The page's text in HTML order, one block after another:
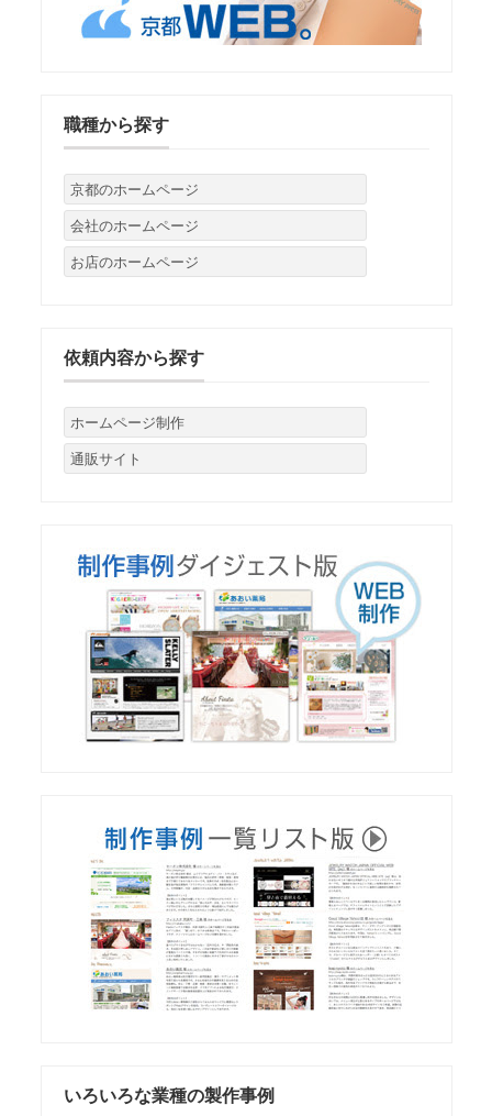
職種から探す
京都のホームページ
会社のホームページ
お店のホームページ
依頼内容から探す
ホームページ制作
通販サイト
いろいろな業種の製作事例